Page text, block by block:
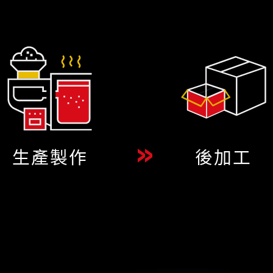
生產製作 後加工